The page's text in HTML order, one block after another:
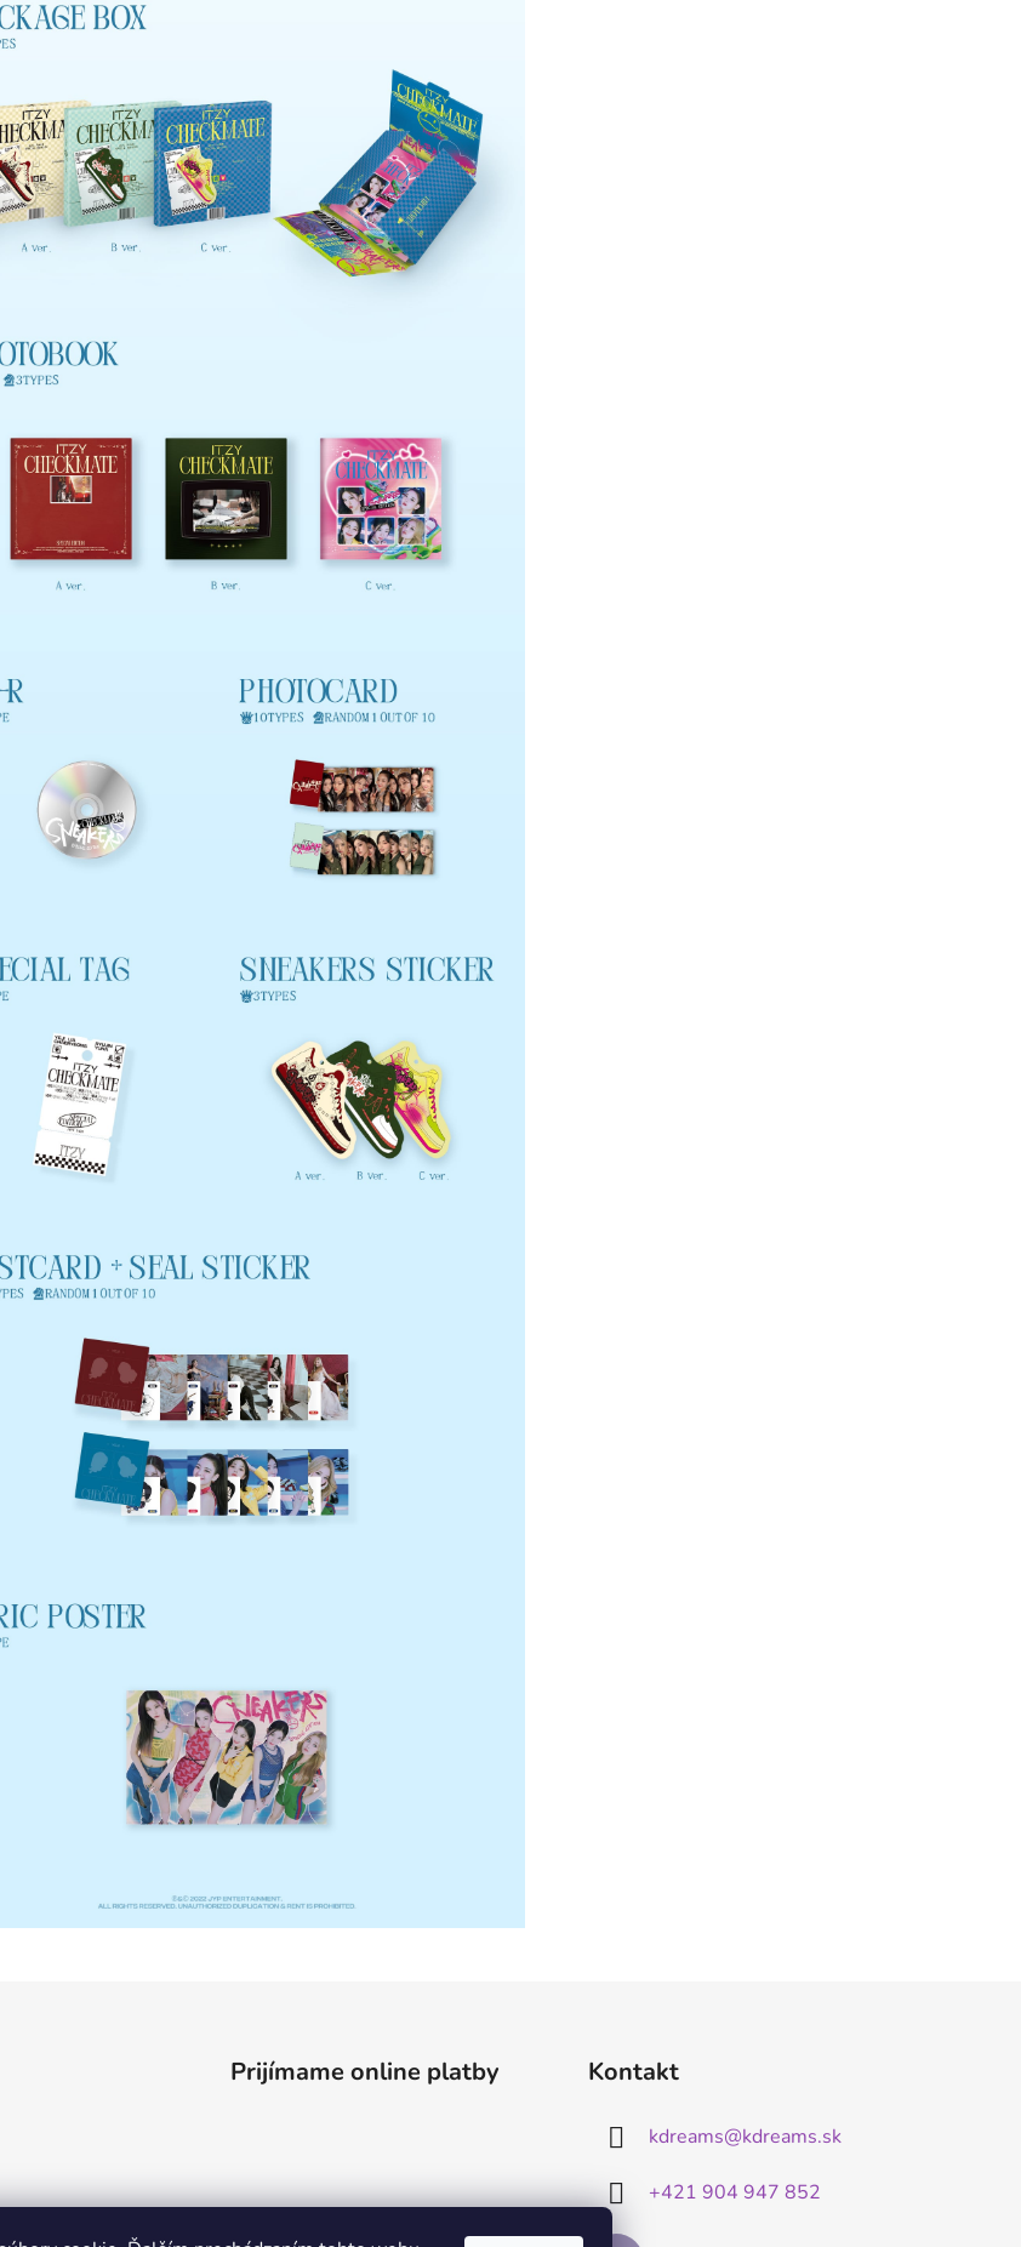
Prijímame online platby Kontakt
kdreams@kdreams.sk
+421 904 947 852